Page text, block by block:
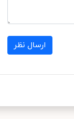
ارسال نظر